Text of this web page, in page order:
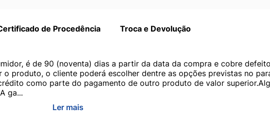
de Procedência Troca e Devolução
é de 90 (noventa) dias a partir da data da compra e cobre
produto, o cliente poderá escolher dentre as opções previstas no
como parte do pagamento de outro produto de valor
ga...
Ler mais